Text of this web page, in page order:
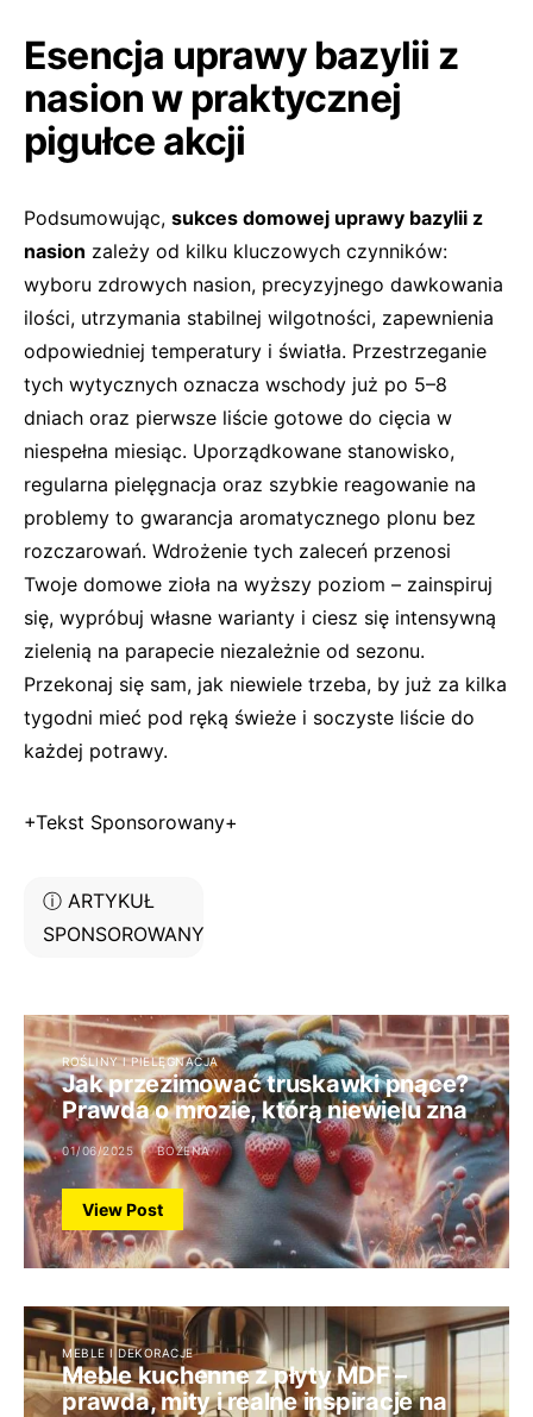
Esencja uprawy bazylii z
nasion w praktycznej
pigułce akcji
Podsumowując, sukces domowej uprawy bazylii z
nasion zależy od kilku kluczowych czynników:
wyboru zdrowych nasion, precyzyjnego dawkowania
ilości, utrzymania stabilnej wilgotności, zapewnienia
odpowiedniej temperatury i światła. Przestrzeganie
tych wytycznych oznacza wschody już po 5–8
dniach oraz pierwsze liście gotowe do cięcia w
niespełna miesiąc. Uporządkowane stanowisko,
regularna pielęgnacja oraz szybkie reagowanie na
problemy to gwarancja aromatycznego plonu bez
rozczarowań. Wdrożenie tych zaleceń przenosi
Twoje domowe zioła na wyższy poziom – zainspiruj
się, wypróbuj własne warianty i ciesz się intensywną
zielenią na parapecie niezależnie od sezonu.
Przekonaj się sam, jak niewiele trzeba, by już za kilka
tygodni mieć pod ręką świeże i soczyste liście do
każdej potrawy.
+Tekst Sponsorowany+
ⓘ ARTYKUŁ
SPONSOROWANY
ROŚLINY I PIELĘGNACJA
Jak przezimować truskawki pnące?
Prawda o mrozie, którą niewielu zna
01/06/2025 BOŻENA
View Post
MEBLE I DEKORACJE
Meble kuchenne z płyty MDF –
prawda, mity i realne inspiracje na